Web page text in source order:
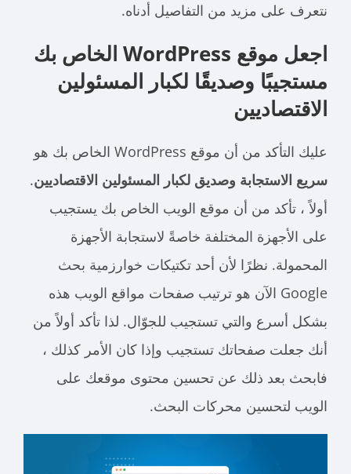
نتعرف على مزيد من التفاصيل أدناه.
اجعل موقع WordPress الخاص بك
مستجيبًا وصديقًا لكبار المسئولين
الاقتصاديين
عليك التأكد من أن موقع WordPress الخاص بك هو
سريع الاستجابة وصديق لكبار المسئولين الاقتصاديين.
أولاً ، تأكد من أن موقع الويب الخاص بك يستجيب
على الأجهزة المختلفة خاصةً لاستجابة الأجهزة
المحمولة. نظرًا لأن أحد تكتيكات خوارزمية بحث
Google الآن هو ترتيب صفحات مواقع الويب هذه
بشكل أسرع والتي تستجيب للجوّال. لذا تأكد أولاً من
أنك جعلت صفحاتك تستجيب وإذا كان الأمر كذلك ،
فابحث بعد ذلك عن تحسين محتوى موقعك على
الويب لتحسين محركات البحث.